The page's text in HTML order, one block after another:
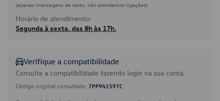
(apenas mensagens de texto, não atendemos ligações)
Horário de atendimento:
Segunda à sexta, das 8h às 17h.
Verifique a compatibilidade
Consulte a compatibilidade fazendo login na sua conta.
Código original consultado: 7PP941597C